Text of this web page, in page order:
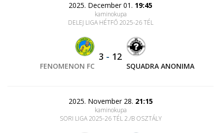
2025. December 01. 19:45
kaminokupa
DELEJ LIGA HÉTFŐ 2025-26 TÉL
FENOMENON FC
3 - 12
SQUADRA ANONIMA
2025. November 28. 21:15
kaminokupa
SORI LIGA 2025-26 TÉL 2./B OSZTÁLY